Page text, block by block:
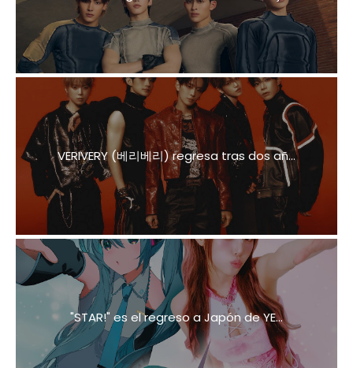
VERIVERY (베리베리) regresa tras dos añ...
"STAR!" es el regreso a Japón de YE...